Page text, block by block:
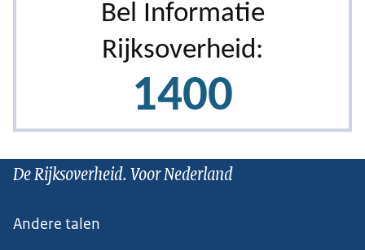
De Rijksoverheid. Voor Nederland
Andere talen